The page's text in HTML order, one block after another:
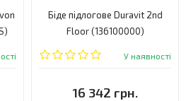
Біде підлогове Duravit 2nd
Floor (136100000)
У наявності
16 342 грн.